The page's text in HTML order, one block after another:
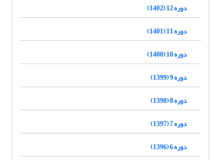
دوره 12 (1402)
دوره 11 (1401)
دوره 10 (1400)
دوره 9 (1399)
دوره 8 (1398)
دوره 7 (1397)
دوره 6 (1396)